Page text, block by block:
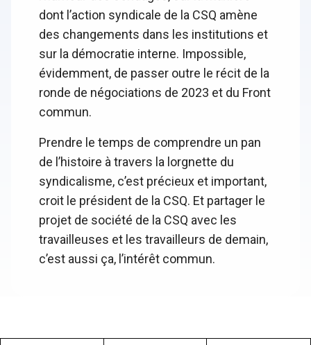
dont l’action syndicale de la CSQ amène
des changements dans les institutions et
sur la démocratie interne. Impossible,
évidemment, de passer outre le récit de la
ronde de négociations de 2023 et du Front
commun.
Prendre le temps de comprendre un pan
de l’histoire à travers la lorgnette du
syndicalisme, c’est précieux et important,
croit le président de la CSQ. Et partager le
projet de société de la CSQ avec les
travailleuses et les travailleurs de demain,
c’est aussi ça, l’intérêt commun.